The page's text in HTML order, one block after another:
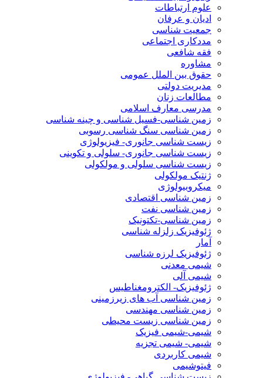
علوم ارتباطات
ادیان و عرفان
جمعیت شناسی
مددکاری اجتماعی
فقه شافعی
مشاوره
حقوق بین الملل عمومی
مدیریت دولتی
مطالعات زنان
مدرسی معارف اسلامی
زمین شناسی-فسیل شناسی و چینه شناسی
زمین شناسی سنگ شناسی رسوبی
زیست شناسی جانوری- فیزیولوژی
زیست شناسی جانوری- سلولی و تکوینی
زیست شناسی سلولی و مولکولی
ژنتیک مولکولی
میکروبیولوژی
زمین شناسی اقتصادی
زمین شناسی نفت
زمین شناسی-تکتونیک
ژئوفیزیک زلزله شناسی
آمار
ژئوفیزیک لرزه شناسی
شیمی معدنی
شیمی آلی
ژئوفیزیک- الکترومغناطیس
زمین شناسی آب های زیرزمینی
زمین شناسی مهندسی
زمین شناسی زیست محیطی
شیمی-شیمی فیزیک
شیمی- شیمی تجزیه
شیمی کاربردی
فیتوشیمی